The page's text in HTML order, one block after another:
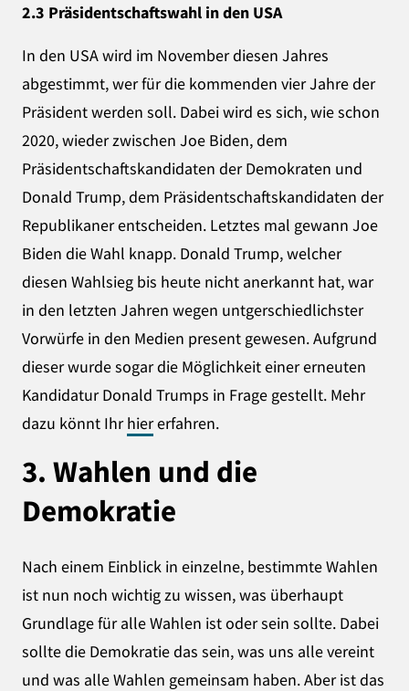
2.3 Präsidentschaftswahl in den USA
In den USA wird im November diesen Jahres
abgestimmt, wer für die kommenden vier Jahre der
Präsident werden soll. Dabei wird es sich, wie schon
2020, wieder zwischen Joe Biden, dem
Präsidentschaftskandidaten der Demokraten und
Donald Trump, dem Präsidentschaftskandidaten der
Republikaner entscheiden. Letztes mal gewann Joe
Biden die Wahl knapp. Donald Trump, welcher
diesen Wahlsieg bis heute nicht anerkannt hat, war
in den letzten Jahren wegen untgerschiedlichster
Vorwürfe in den Medien present gewesen. Aufgrund
dieser wurde sogar die Möglichkeit einer erneuten
Kandidatur Donald Trumps in Frage gestellt. Mehr
dazu könnt Ihrhiererfahren.
3. Wahlen und die
Demokratie
Nach einem Einblick in einzelne, bestimmte Wahlen
ist nun noch wichtig zu wissen, was überhaupt
Grundlage für alle Wahlen ist oder sein sollte. Dabei
sollte die Demokratie das sein, was uns alle vereint
und was alle Wahlen gemeinsam haben. Aber ist das